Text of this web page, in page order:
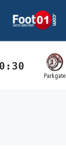
Parkgate